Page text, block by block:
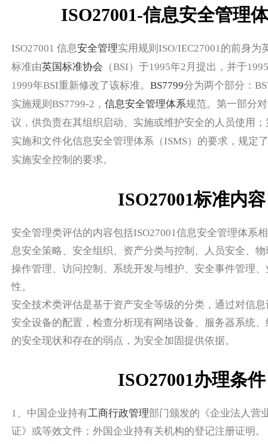
ISO27001-信息安全管理
ISO27001 信息安全管理实用规则ISO/IEC27001的前身为
标准由英国标准协会 （BSI）于1995年2月提出，并于
1999年BSI重新修改了该标准。BS7799分为两个部分：
实施规则BS7799-2，信息安全管理体系规范。第一部分
议，供负责在其组织启动、实施或维护安全的人员使用
实施和文件化信息安全管理体系（ISMS）的要求，规定
实施安全控制的要求。
ISO27001标准内容
安全管理类评估的内容包括ISO27001信息安全管理体系
息安全策略、安全组织、资产分类与控制、人员安全、
操作管理、访问控制、系统开发与维护、安全事件管理
性。
安全技术类评估是基于资产安全等级的分类，通过对信
安全设备的配置，检查分析现有网络设备、服务器系统
的安全现状和存在的弱点，为安全加固提供依据。
ISO27001办理条件
1、中国企业持有工商行政管理部门颁发的《企业法人营
证》或等效文件；外国企业持有关机构的登记注册证明。